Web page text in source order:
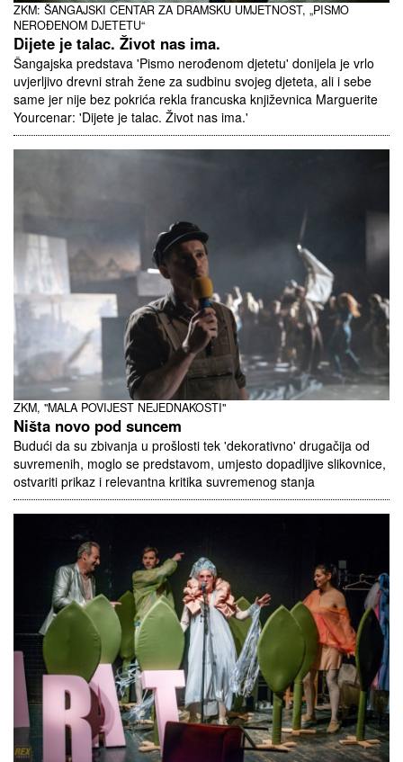
ZKM: ŠANGAJSKI CENTAR ZA DRAMSKU UMJETNOST, „PISMO
NEROĐENOM DJETETU“
Dijete je talac. Život nas ima.
Šangajska predstava 'Pismo nerođenom djetetu' donijela je vrlo
uvjerljivo drevni strah žene za sudbinu svojeg djeteta, ali i sebe
same jer nije bez pokrića rekla francuska književnica Marguerite
Yourcenar: 'Dijete je talac. Život nas ima.'
ZKM, "MALA POVIJEST NEJEDNAKOSTI"
Ništa novo pod suncem
Budući da su zbivanja u prošlosti tek 'dekorativno' drugačija od
suvremenih, moglo se predstavom, umjesto dopadljive slikovnice,
ostvariti prikaz i relevantna kritika suvremenog stanja